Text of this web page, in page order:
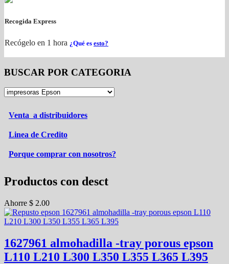
Recogida Express
Recógelo en 1 hora ¿Qué es esto?
BUSCAR POR CATEGORIA
Venta a distribuidores
Linea de Credito
Porque comprar con nosotros?
Productos con desct
Ahorre $ 2.00
1627961 almohadilla -tray porous epson
L110 L210 L300 L350 L355 L365 L395